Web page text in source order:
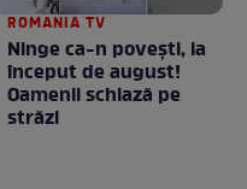
ROMANIA TV
Ninge ca-n povești, la
început de august!
Oamenii schiază pe
străzi